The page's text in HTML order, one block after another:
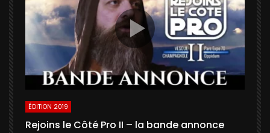
ÉDITION 2019
Rejoins le Côté Pro II – la bande annonce